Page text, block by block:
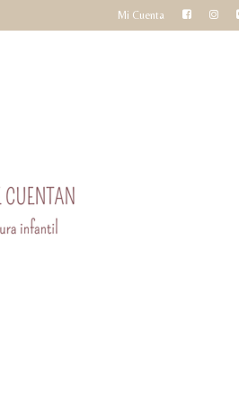
Mi Cuenta